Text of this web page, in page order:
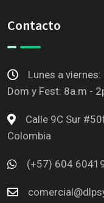
Contacto
Lunes a
Dom y Fest: 8a.m -
Calle 9C Sur
Colombia
(+57) 604